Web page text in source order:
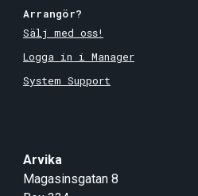
Arrangör?
Sälj med oss!
Logga in i Manager
System Support
Arvika
Magasinsgatan 8